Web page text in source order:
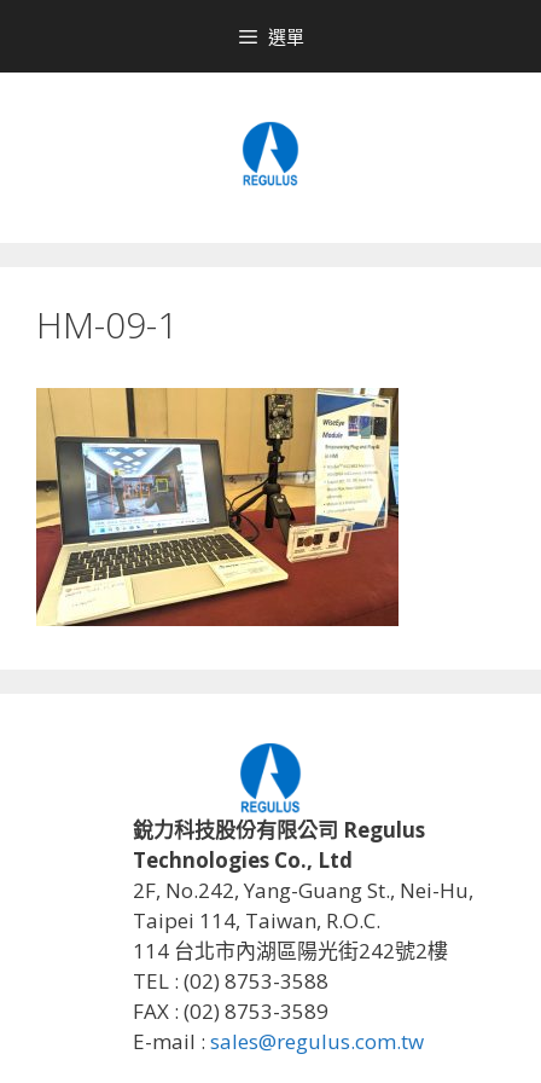
內
選單
HM-09-1
銳力科技股份有限公司 Regulus
Technologies Co., Ltd
2F, No.242, Yang-Guang St., Nei-Hu,
Taipei 114, Taiwan, R.O.C.
114 台北市內湖區陽光街242號2樓
TEL : (02) 8753-3588
FAX : (02) 8753-3589
E-mail : sales@regulus.com.tw